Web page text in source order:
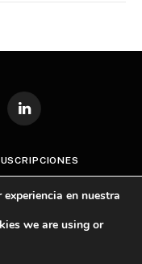
LinkedIn
ANTICORRUPCIÓN
en nuestra
we are using or